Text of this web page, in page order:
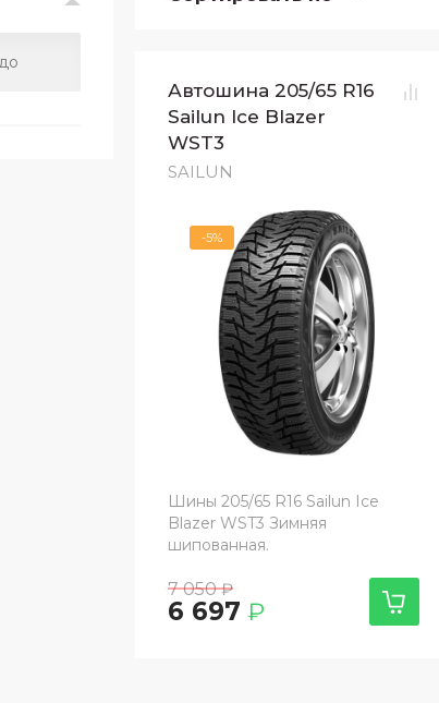
Автошина 205/65 R16
Sailun Ice Blazer
WST3
SAILUN
-5%
Шины 205/65 R16 Sailun Ice
Blazer WST3 Зимняя
шипованная.
7 050 ₽
6 697 ₽